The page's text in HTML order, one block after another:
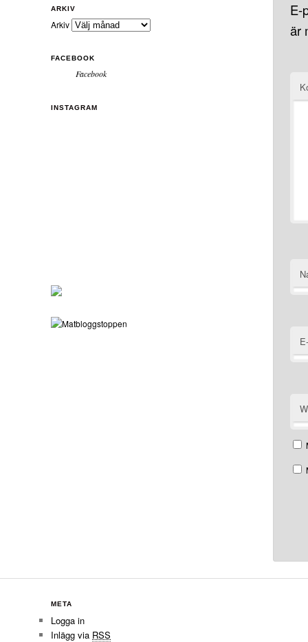
E-
är
ARKIV
Arkiv
FACEBOOK
Facebook
INSTAGRAM
META
Logga in
Inlägg via RSS